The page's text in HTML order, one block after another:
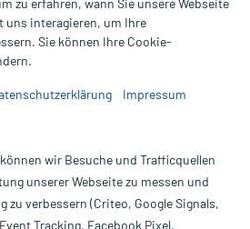
ggf. zzgl. Versandkosten
werden ausschließlich für
durch einen Arzt. Bitte
können. | Diese Webseite benutzt
bitte dazu die wichtigen Hinweise in
Für den Widerruf einer Bestellung
zu erfahren, wann Sie unsere Webseite
uns interagieren, um Ihre
Sie können Ihre Cookie-
Impressum
wir Besuche und Trafficquellen
unserer Webseite zu messen und
zu verbessern (Criteo, Google Signals,
Tracking, Facebook Pixel,